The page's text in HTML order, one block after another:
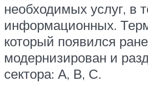
необходимых услуг, в
информационных.
который появился
модернизирован и
сектора: А, В, С.